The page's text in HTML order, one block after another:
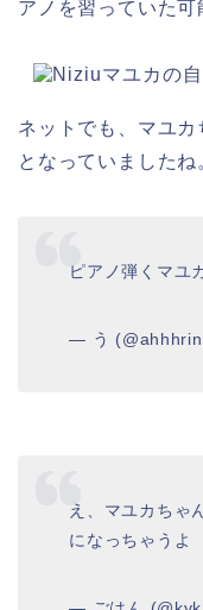
アノを習っていた可
ネットでも、マユ
となっていましたね
ピアノ弾くマユ
— う
え、マユカちゃ
になっちゃうよ